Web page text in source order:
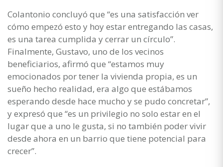
Colantonio concluyó que “es una satisfacción ver
cómo empezó esto y hoy estar entregando las casas,
es una tarea cumplida y cerrar un círculo”.
Finalmente, Gustavo, uno de los vecinos
beneficiarios, afirmó que “estamos muy
emocionados por tener la vivienda propia, es un
sueño hecho realidad, era algo que estábamos
esperando desde hace mucho y se pudo concretar”,
y expresó que “es un privilegio no solo estar en el
lugar que a uno le gusta, si no también poder vivir
desde ahora en un barrio que tiene potencial para
crecer”.